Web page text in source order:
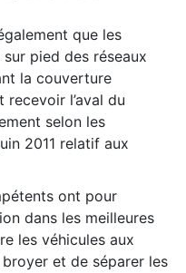
que les
pied des réseaux
la couverture
recevoir l’aval du
selon les
2011 relatif aux
ont pour
dans les meilleures
les véhicules aux
et de séparer les